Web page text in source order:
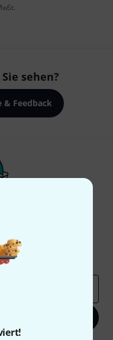
sehen?
& Feedback
und gewinne mit
über jeweils